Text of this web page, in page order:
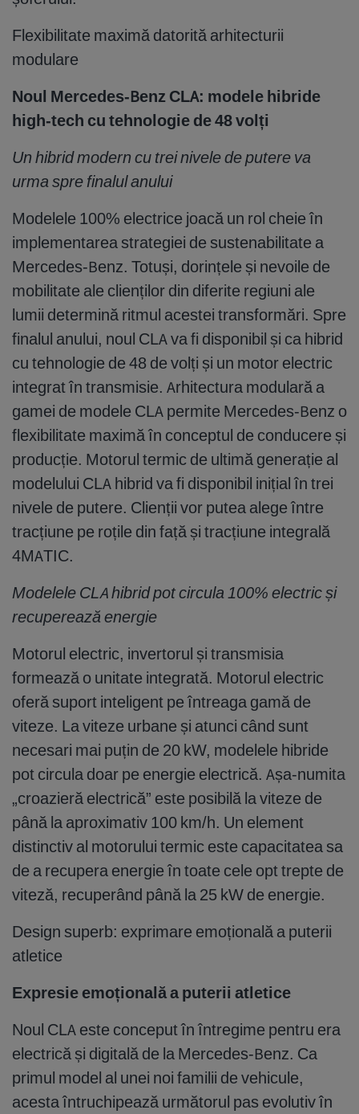
Flexibilitate maximă datorită arhitecturii
modulare
Noul Mercedes-Benz CLA: modele hibride
high-tech cu tehnologie de 48 volți
Un hibrid modern cu trei nivele de putere va
urma spre finalul anului
Modelele 100% electrice joacă un rol cheie în
implementarea strategiei de sustenabilitate a
Mercedes-Benz. Totuși, dorințele și nevoile de
mobilitate ale clienților din diferite regiuni ale
lumii determină ritmul acestei transformări. Spre
finalul anului, noul CLA va fi disponibil și ca hibrid
cu tehnologie de 48 de volți și un motor electric
integrat în transmisie. Arhitectura modulară a
gamei de modele CLA permite Mercedes-Benz o
flexibilitate maximă în conceptul de conducere și
producție. Motorul termic de ultimă generație al
modelului CLA hibrid va fi disponibil inițial în trei
nivele de putere. Clienții vor putea alege între
tracțiune pe roțile din față și tracțiune integrală
4MATIC.
Modelele CLA hibrid pot circula 100% electric și
recuperează energie
Motorul electric, invertorul și transmisia
formează o unitate integrată. Motorul electric
oferă suport inteligent pe întreaga gamă de
viteze. La viteze urbane și atunci când sunt
necesari mai puțin de 20 kW, modelele hibride
pot circula doar pe energie electrică. Așa-numita
„croazieră electrică” este posibilă la viteze de
până la aproximativ 100 km/h. Un element
distinctiv al motorului termic este capacitatea sa
de a recupera energie în toate cele opt trepte de
viteză, recuperând până la 25 kW de energie.
Design superb: exprimare emoțională a puterii
atletice
Expresie emoțională a puterii atletice
Noul CLA este conceput în întregime pentru era
electrică și digitală de la Mercedes-Benz. Ca
primul model al unei noi familii de vehicule,
acesta întruchipează următorul pas evolutiv în